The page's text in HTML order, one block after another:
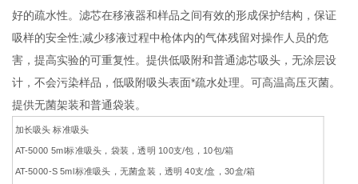
好的疏水性。滤芯在移液器和样品之间有效的形成保护结构，保证
吸样的安全性;减少移液过程中枪体内的气体残留对操作人员的危
害，提高实验的可重复性。提供低吸附和普通滤芯吸头，无涂层设
计，不会污染样品，低吸附吸头表面*疏水处理。可高温高压灭菌。
提供无菌架装和普通袋装。
加长吸头 标准吸头
AT-5000 5ml标准吸头，袋装，透明 100支/包，10包/箱
AT-5000-S 5ml标准吸头，无菌盒装，透明 40支/盒，30盒/箱